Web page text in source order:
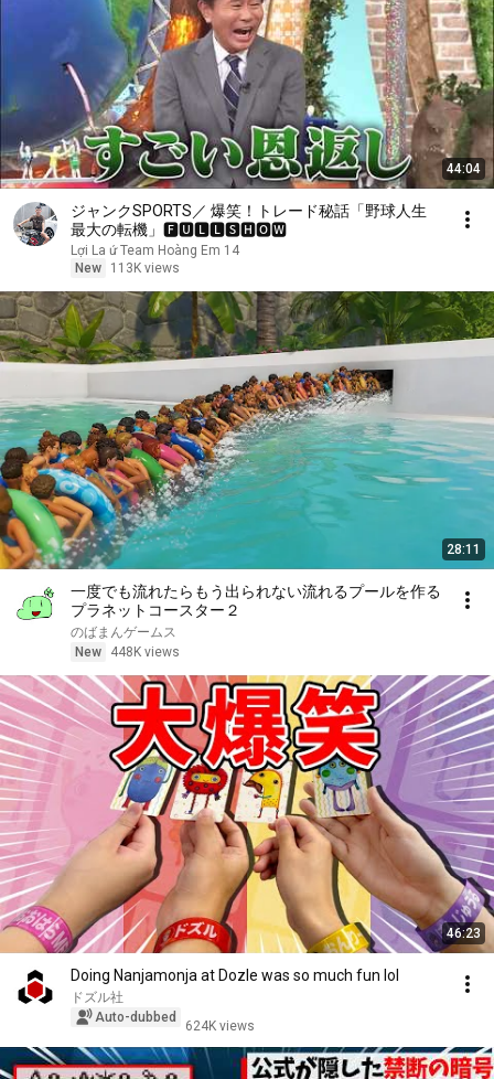
44:04
ジャンクSPORTS／ 爆笑！トレード秘話「野球人生
最大の転機」🅵🆄🅻🅻🆂🅷🅾🆆
Lợi La ứ Team Hoàng Em 14
New
113K views
28:11
一度でも流れたらもう出られない流れるプールを作る
プラネットコースター２
のばまんゲームス
New
448K views
46:23
Doing Nanjamonja at Dozle was so much fun lol
ドズル社
Auto-dubbed
624K views